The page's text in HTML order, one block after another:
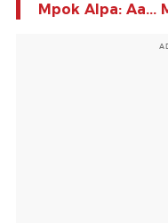
Mpok Alpa: Aa...